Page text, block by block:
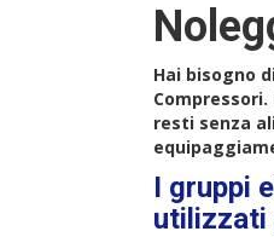
Hai bisogno
resti senza
I gruppi
utilizzati